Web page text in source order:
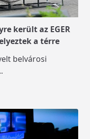
került az EGER
a térre
belvárosi